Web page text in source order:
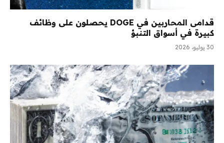
قدامى المحاربين في DOGE يحصلون على وظائف
كبيرة في أسواق التنبؤ
30 يوليو، 2026